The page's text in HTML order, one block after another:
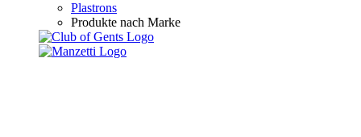
Plastrons
Produkte nach Marke